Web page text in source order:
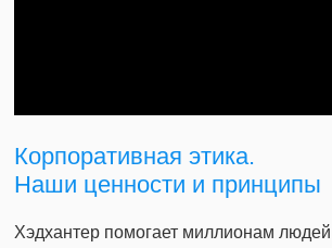
Корпоративная этика.
Наши ценности и принципы
Хэдхантер помогает миллионам